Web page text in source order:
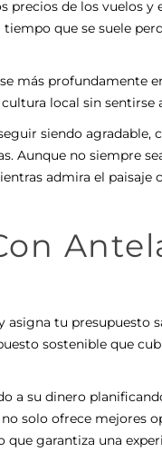
precios de los vuelos
que se suele
más profundamente
local sin sentirse
siendo agradable,
. Aunque no siempre
admira el paisaje
tu presupuesto
sostenible que
a su dinero
solo ofrece mejores
que garantiza una